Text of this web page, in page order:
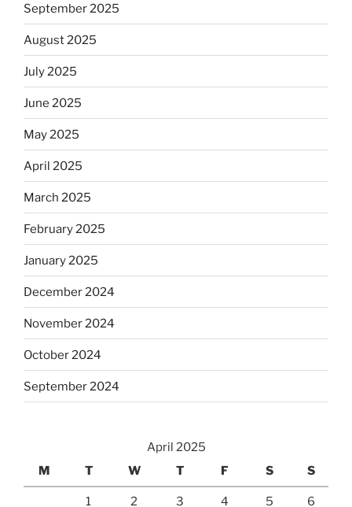
September 2025
August 2025
July 2025
June 2025
May 2025
April 2025
March 2025
February 2025
January 2025
December 2024
November 2024
October 2024
September 2024
April 2025
M
T W T F S S
1 2 3 4 5 6